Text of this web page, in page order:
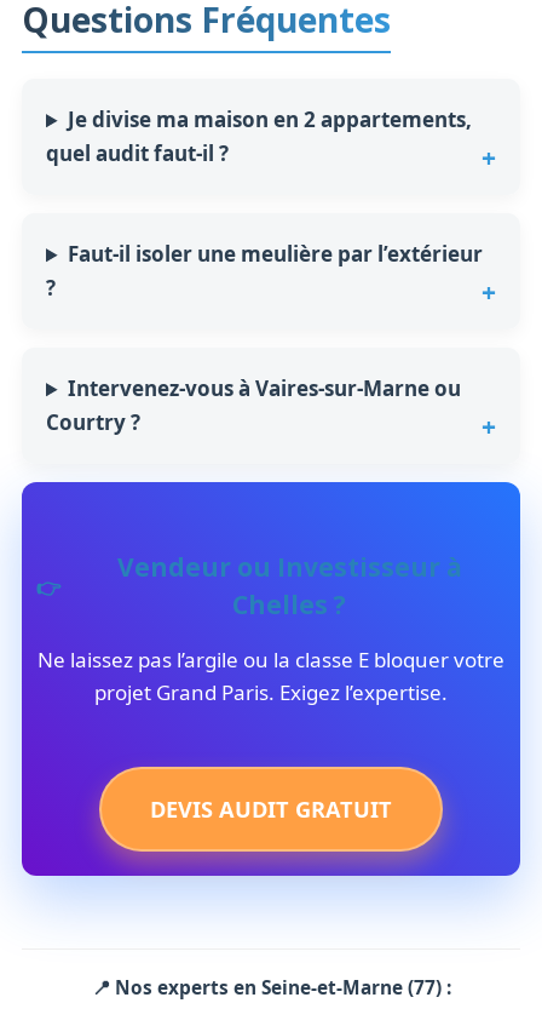
Questions Fréquentes
Je divise ma maison en 2 appartements,
quel audit faut-il ?
Faut-il isoler une meulière par l’extérieur
?
Intervenez-vous à Vaires-sur-Marne ou
Courtry ?
Vendeur ou Investisseur à
Chelles ?
Ne laissez pas l’argile ou la classe E bloquer votre
projet Grand Paris. Exigez l’expertise.
DEVIS AUDIT GRATUIT
📍 Nos experts en Seine-et-Marne (77) :